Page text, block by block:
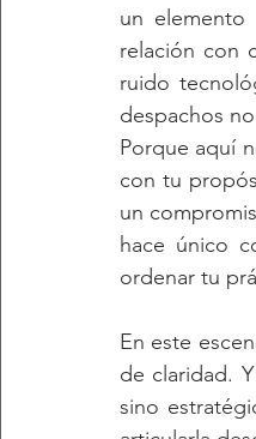
un elemento
relación con
ruido
despachos
Porque aquí
con tu
un
hace único
ordenar tu
En este
de claridad.
sino